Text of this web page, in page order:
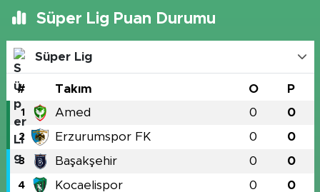
Süper Lig Puan Durumu
Süper Lig
# Takım O P
1 Amed 0 0
2 Erzurumspor FK 0 0
3 Başakşehir 0 0
4 Kocaelispor 0 0